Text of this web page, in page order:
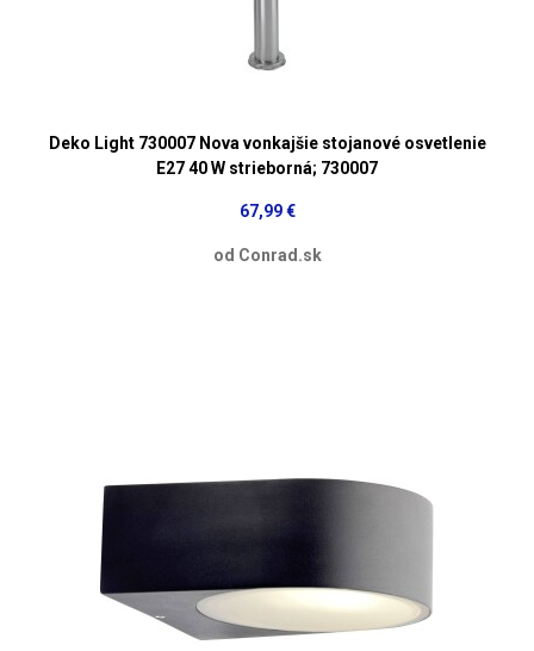
Deko Light 730007 Nova vonkajšie stojanové osvetlenie
E27 40 W strieborná; 730007
67,99 €
od Conrad.sk